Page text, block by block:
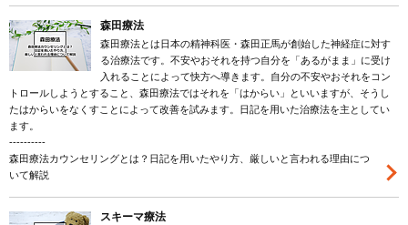
森田療法
森田療法とは日本の精神科医・森田正馬が創始した神経症に対す
る治療法です。不安やおそれを持つ自分を「あるがまま」に受け
入れることによって快方へ導きます。自分の不安やおそれをコン
トロールしようとすること、森田療法ではそれを「はからい」といいますが、そうし
たはからいをなくすことによって改善を試みます。日記を用いた治療法を主としてい
ます。
----------
森田療法カウンセリングとは？日記を用いたやり方、厳しいと言われる理由につ
いて解説
スキーマ療法